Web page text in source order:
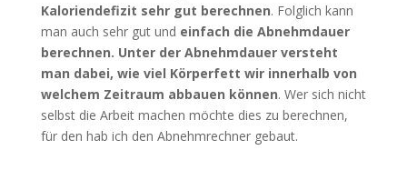
Kaloriendefizit sehr gut berechnen. Folglich kann
man auch sehr gut und einfach die Abnehmdauer
berechnen. Unter der Abnehmdauer versteht
man dabei, wie viel Körperfett wir innerhalb von
welchem Zeitraum abbauen können. Wer sich nicht
selbst die Arbeit machen möchte dies zu berechnen,
für den hab ich den Abnehmrechner gebaut.